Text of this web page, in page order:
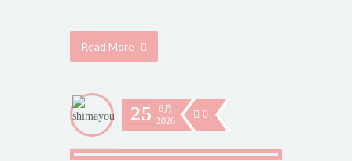
Read More
25
6月
2026
0